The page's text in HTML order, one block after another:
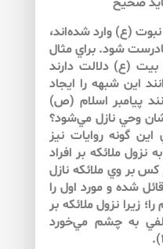
(ع) وارد شده‌اند،
شود. براي مثال
بيت (ع) دلالت دارند
ص۵۳۱)، مي‌‌توانند اين شبهه را ايجاد
پيامبر اسلام (ص)
وحي نازل مي‌شود؟
گونه روايات نيز
ملائكه بر افراد
بر وي ملائكه نازل
شده و مورد اول را
زيرا نزول ملائكه بر
به چشم مي‌‌خورد